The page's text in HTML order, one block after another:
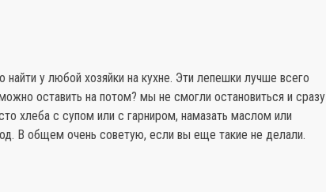
у любой хозяйки на кухне. Эти лепешки лучше всего
оставить на потом? мы не смогли остановиться и сразу
хлеба с супом или с гарниром, намазать маслом или
В общем очень советую, если вы еще такие не делали.